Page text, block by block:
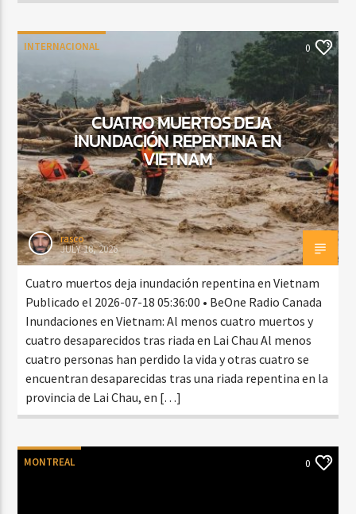
INTERNACIONAL 0
CUATRO MUERTOS DEJA
INUNDACIÓN REPENTINA EN
VIETNAM
rasco
JULY 18, 2026
Cuatro muertos deja inundación repentina en Vietnam
Publicado el 2026-07-18 05:36:00 • BeOne Radio Canada
Inundaciones en Vietnam: Al menos cuatro muertos y
cuatro desaparecidos tras riada en Lai Chau Al menos
cuatro personas han perdido la vida y otras cuatro se
encuentran desaparecidas tras una riada repentina en la
provincia de Lai Chau, en […]
MONTREAL 0